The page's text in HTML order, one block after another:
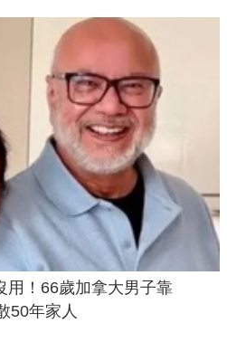
用！66歲加拿大男子靠
50年家人